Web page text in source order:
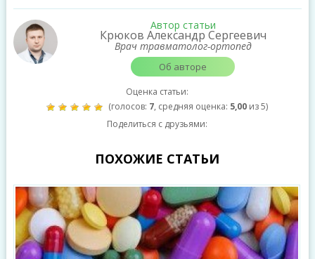
Автор статьи
Крюков Александр Сергеевич
Врач травматолог-ортопед
Об авторе
Оценка статьи:
(голосов: 7, средняя оценка: 5,00 из 5)
Поделиться с друзьями:
ПОХОЖИЕ СТАТЬИ